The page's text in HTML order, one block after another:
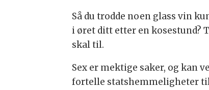
Så du trodde noen glass vin
i øret ditt etter en kosestund?
skal til.
Sex er mektige saker, og kan
fortelle statshemmeligheter